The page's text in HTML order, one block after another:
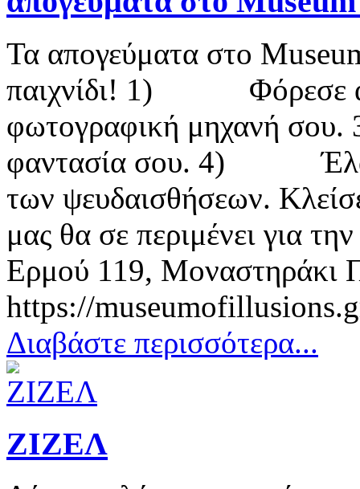
Τα απογεύματα στο
παιχνίδι! 1) Φόρεσε
φωτογραφική μηχανή
φαντασία σου. 4) Έλα
των ψευδαισθήσεων.
μας θα σε περιμένει για
Ερμού 119, Μοναστηράκι
https://
Διαβάστε περισσότερα...
ΖΙΖΕΛ